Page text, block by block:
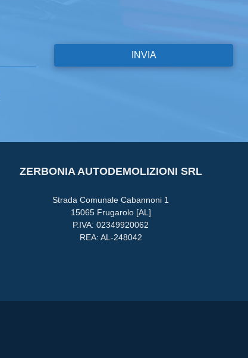
ZERBONIA AUTODEMOLIZIONI SRL
Strada Comunale Cabannoni 1
15065 Frugarolo [AL]
P.IVA: 02349920062
REA: AL-248042